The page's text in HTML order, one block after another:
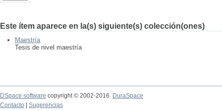
Este ítem aparece en la(s) siguiente(s) colección(ones)
Maestría
Tesis de nivel maestría
DSpace software copyright © 2002-2016
DuraSpace
Contacto
Sugerencias